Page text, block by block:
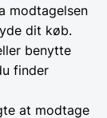
modtagelsen
dit køb.
benytte
finder
at modtage